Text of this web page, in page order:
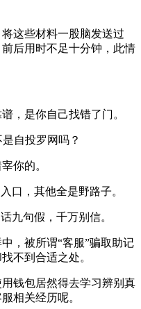
这些材料一股脑发送过
后用时不足十分钟，此情
，是你自己找错了门。
自投罗网吗？
你的。
口，其他全是野路子。
九句假，千万别信。
，被所谓“客服”骗取助记
不到合适之处。
钱包居然得去学习辨别真
相关经历呢。